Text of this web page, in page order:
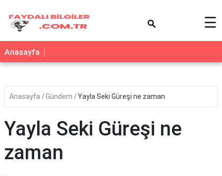
☰
Anasayfa
Anasayfa Gündem Yayla Seki Güreşi ne zaman
Yayla Seki Güreşi ne
zaman